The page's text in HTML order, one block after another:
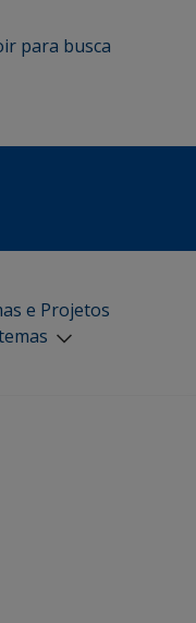
ir para busca
e Projetos